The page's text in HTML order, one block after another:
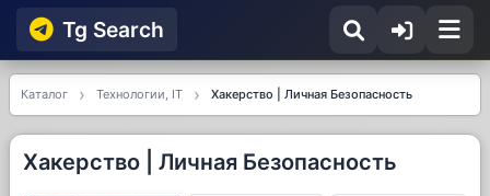
Tg Searсh
Каталог Технологии, IT Хакерство | Личная Безопасность
Хакерство | Личная Безопасность